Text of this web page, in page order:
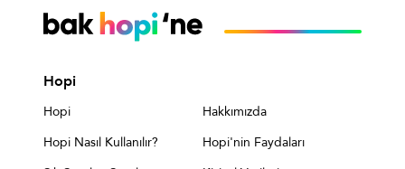
Hopi
Hopi
Hakkımızda
Hopi Nasıl Kullanılır?
Hopi'nin Faydaları